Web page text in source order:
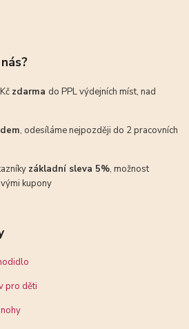
zdarma do PPL výdejních míst, nad
, odesíláme nejpozději do 2 pracovních
základní sleva 5%, možnost
kupony
pro děti